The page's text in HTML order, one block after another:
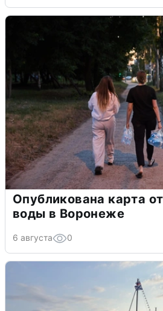
Опубликована карта
воды в Воронеже
6 августа 0